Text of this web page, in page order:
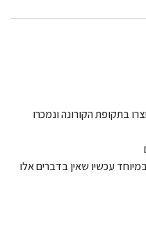
בתקופת הקורונה ונמכרו
עכשיו שאין בדברים אלו